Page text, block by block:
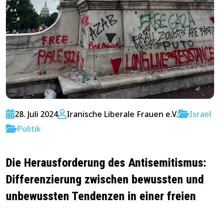
28. Juli 2024 Iranische Liberale Frauen e.V.
Israel
Politik
Die Herausforderung des Antisemitismus:
Differenzierung zwischen bewussten und
unbewussten Tendenzen in einer freien